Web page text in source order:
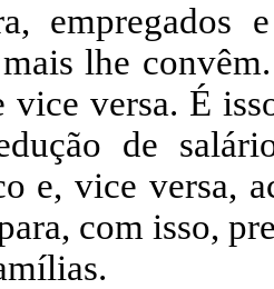
empregados
lhe
vice versa. É
de
e, vice versa,
com isso,